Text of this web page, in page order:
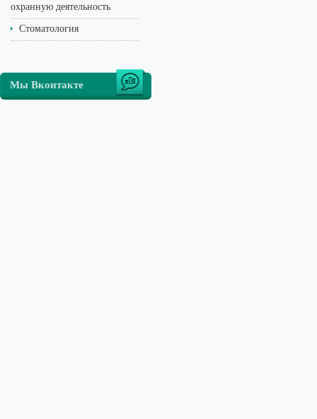
охранную деятельность
Стоматология
Мы Вконтакте